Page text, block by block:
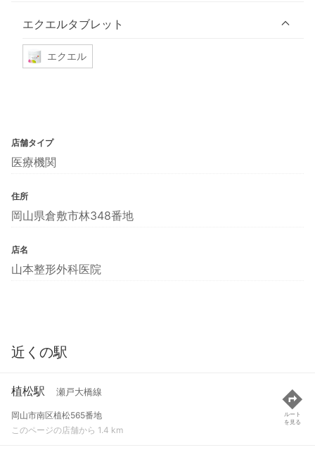
エクエルタブレット
エクエル
店舗タイプ
医療機関
住所
岡山県倉敷市林348番地
店名
山本整形外科医院
近くの駅
植松駅 瀬戸大橋線
岡山市南区植松565番地
このページの店舗から 1.4 km
ルート
を見る